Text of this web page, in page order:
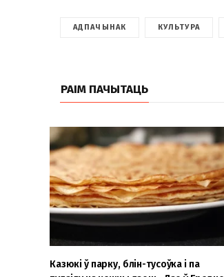
АДПАЧЫНАК КУЛЬТУРА
РАІМ ПАЧЫТАЦЬ
Казюкі ў парку, блін-тусоўка і па